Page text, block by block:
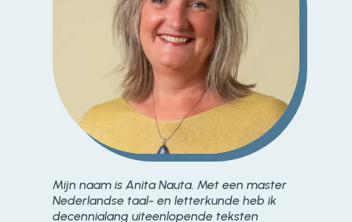
Mijn naam is Anita Nauta. Met een master
Nederlandse taal- en letterkunde heb ik
decennialang uiteenlopende teksten